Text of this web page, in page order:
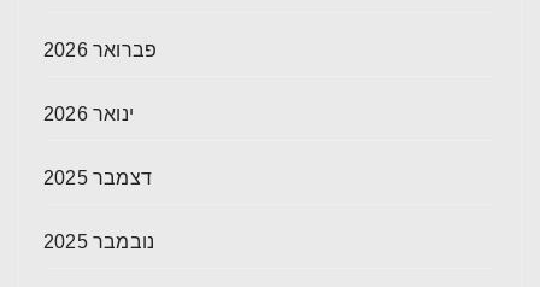
פברואר 2026
ינואר 2026
דצמבר 2025
נובמבר 2025